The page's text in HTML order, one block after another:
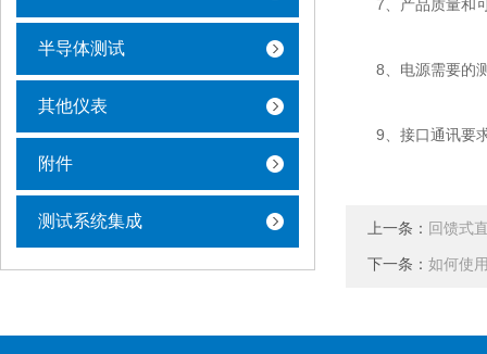
半导体测试
其他仪表
附件
测试系统集成
7、产品质量和
8、电源需要的测
9、接口通讯要求
上一条： 回馈式
下一条： 如何使